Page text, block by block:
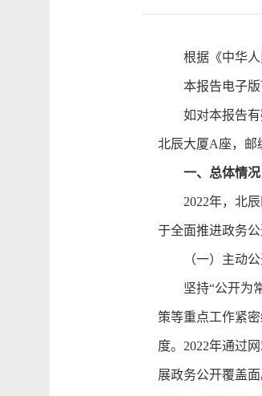
根据《中华人民
本报告电子版可
如对本报告有疑
北辰大厦A座，邮
一、总体情况
2022年，北辰
于全面推进政务
（一）主动公
坚持“公开为常
策等重点工作紧
度。2022年通过
展政务公开覆盖